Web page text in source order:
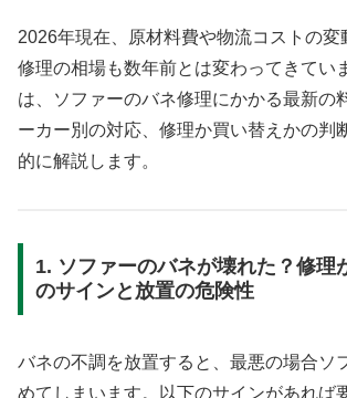
2026年現在、原材料費や物流コストの変
修理の相場も数年前とは変わってきてい
は、ソファーのバネ修理にかかる最新の
ーカー別の対応、修理か買い替えかの判
的に解説します。
1. ソファーのバネが壊れた？修理
のサインと放置の危険性
バネの不調を放置すると、最悪の場合ソ
めてしまいます。以下のサインがあれば